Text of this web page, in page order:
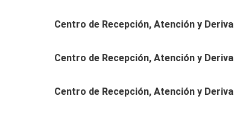
Centro de Recepción, Atención y
Centro de Recepción, Atención y
Centro de Recepción, Atención y